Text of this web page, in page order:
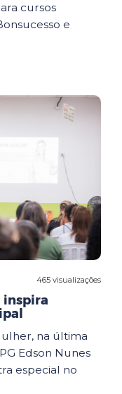
cursos
e
465 visualizações
inspira
na última
Edson Nunes
especial no